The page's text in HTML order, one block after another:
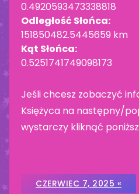
0.4920593473338818
Odległość Słońca:
151850482.5445659 km
Kąt Słońca:
0.5251741749098173
Jeśli chcesz zobaczyć
Księżyca na następny/
wystarczy kliknąć
CZERWIEC 7, 2025 «